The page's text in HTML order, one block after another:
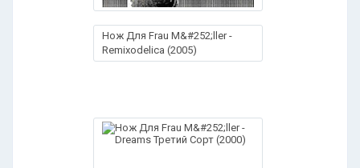
Нож Для Frau M&#252;ller -
Remixodelica (2005)